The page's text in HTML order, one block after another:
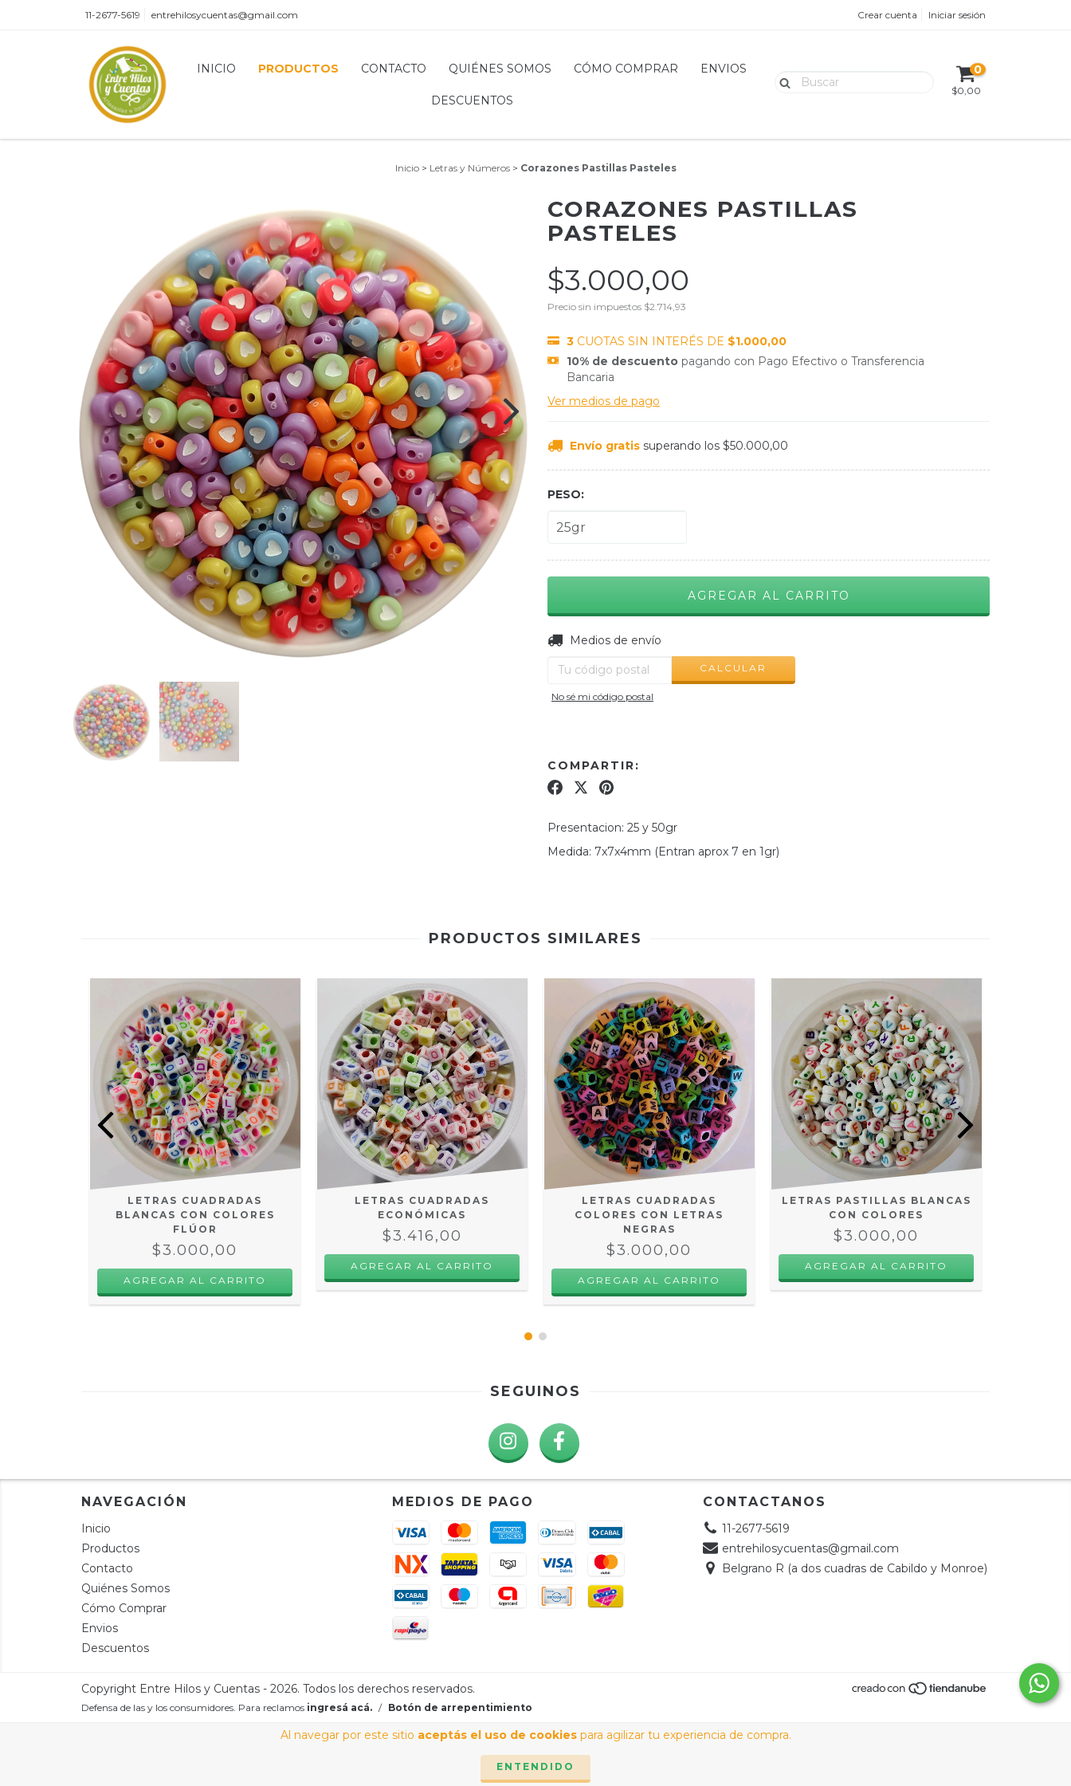
Al navegar por este sitio aceptás el uso de cookiespara agilizar tu experiencia de compra.
ENTENDIDO
11-2677-5619 entrehilosycuentas@gmail.com Crear cuenta Iniciar sesión
INICIO PRODUCTOS CONTACTO QUIÉNES SOMOS CÓMO COMPRAR ENVIOS
DESCUENTOS
0
$0,00
Inicio > Letras y Números > Corazones Pastillas Pasteles
CORAZONES PASTILLAS
PASTELES
$3.000,00
Precio sin impuestos $2.714,93
3 CUOTAS SIN INTERÉS DE $1.000,00
10% de descuento pagando con Pago Efectivo o Transferencia
Bancaria
Ver medios de pago
Envío gratis superando los $50.000,00
PESO:
Entregas para el CP:
Medios de envío
CALCULAR
No sé mi código postal
COMPARTIR:
Presentacion: 25 y 50gr
Medida: 7x7x4mm (Entran aprox 7 en 1gr)
PRODUCTOS SIMILARES
LETRAS CUADRADAS
BLANCAS CON COLORES
FLÚOR
$3.000,00
AGREGAR AL CARRITO
LETRAS CUADRADAS
ECONÓMICAS
$3.416,00
AGREGAR AL CARRITO
LETRAS CUADRADAS
COLORES CON LETRAS
NEGRAS
$3.000,00
AGREGAR AL CARRITO
LETRAS PASTILLAS BLANCAS
CON COLORES
$3.000,00
AGREGAR AL CARRITO
SEGUINOS
NAVEGACIÓN
Inicio
Productos
Contacto
Quiénes Somos
Cómo Comprar
Envios
Descuentos
MEDIOS DE PAGO CONTACTANOS
11-2677-5619
entrehilosycuentas@gmail.com
Belgrano R (a dos cuadras de Cabildo y Monroe)
Copyright Entre Hilos y Cuentas - 2026. Todos los derechos reservados.
Defensa de las y los consumidores. Para reclamos ingresá acá. / Botón de arrepentimiento